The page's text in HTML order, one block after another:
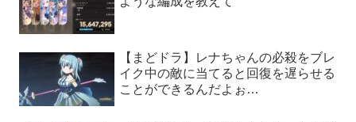
【まどドラ】レナちゃんの必殺をブレ
イク中の敵に当てると回復を遅らせる
ことができるんだよぉ…